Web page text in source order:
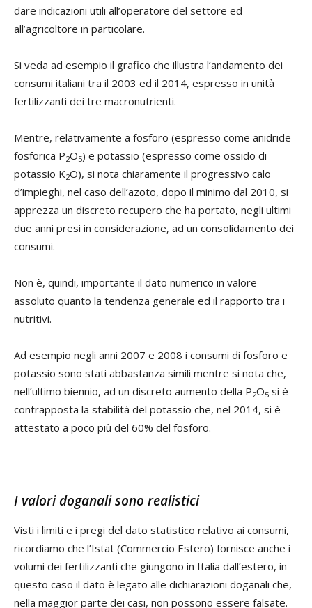
dare indicazioni utili all’operatore del settore ed
all’agricoltore in particolare.
Si veda ad esempio il grafico che illustra l’andamento dei
consumi italiani tra il 2003 ed il 2014, espresso in unità
fertilizzanti dei tre macronutrienti.
Mentre, relativamente a fosforo (espresso come anidride
fosforica P2O5) e potassio (espresso come ossido di
potassio K2O), si nota chiaramente il progressivo calo
d’impieghi, nel caso dell’azoto, dopo il minimo dal 2010, si
apprezza un discreto recupero che ha portato, negli ultimi
due anni presi in considerazione, ad un consolidamento dei
consumi.
Non è, quindi, importante il dato numerico in valore
assoluto quanto la tendenza generale ed il rapporto tra i
nutritivi.
Ad esempio negli anni 2007 e 2008 i consumi di fosforo e
potassio sono stati abbastanza simili mentre si nota che,
nell’ultimo biennio, ad un discreto aumento della P2O5 si è
contrapposta la stabilità del potassio che, nel 2014, si è
attestato a poco più del 60% del fosforo.
I valori doganali sono realistici
Visti i limiti e i pregi del dato statistico relativo ai consumi,
ricordiamo che l’Istat (Commercio Estero) fornisce anche i
volumi dei fertilizzanti che giungono in Italia dall’estero, in
questo caso il dato è legato alle dichiarazioni doganali che,
nella maggior parte dei casi, non possono essere falsate.